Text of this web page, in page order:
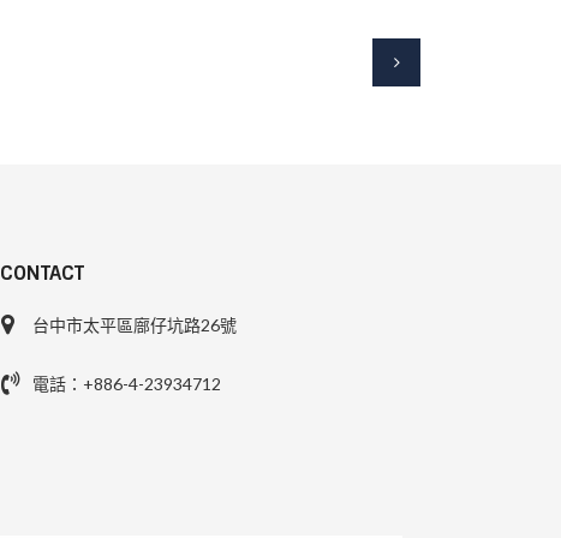
CONTACT
台中市太平區廍仔坑路26號
電話：+886-4-23934712